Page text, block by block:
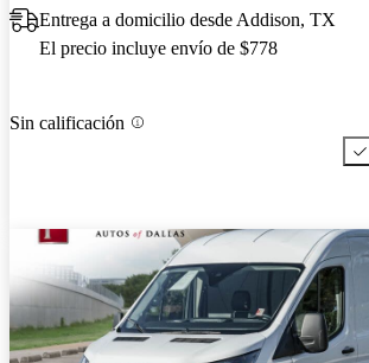
Entrega a domicilio desde Addison, TX
El precio incluye envío de $778
Sin calificación